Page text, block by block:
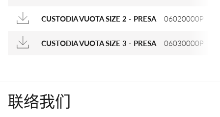
CUSTODIA VUOTA SIZE 2 - PRESA 06020000P
CUSTODIA VUOTA SIZE 3 - PRESA 06030000P
联络我们